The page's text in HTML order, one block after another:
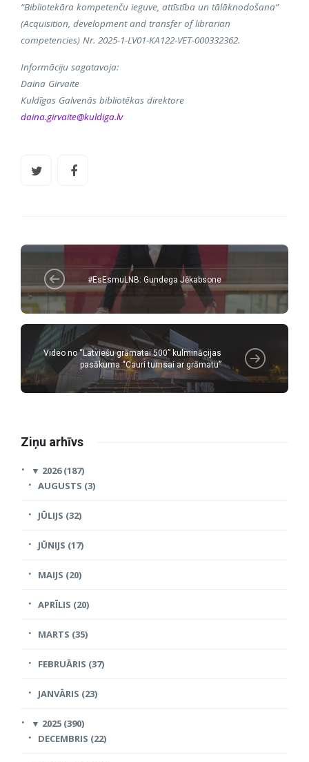
“Bibliotekāra kompetenču ieguve, attīstība un tālāknodošana”
(Acquisition, development and transfer of librarian
competencies) Nr. 2025-1-LV01-KA122-VET-000332362.
Informāciju sagatavoja:
Daina Girvaite
Kuldīgas Galvenās bibliotēkas direktore
daina.girvaite@kuldiga.lv
#EsEsmuLNB: Gundega Jēkabsone
Video no “Latviešu grāmatai 500” kulminācijas
pasākuma “Cauri tumsai ar grāmatu”
Ziņu arhīvs
▼ 2026 (187)
AUGUSTS (3)
JŪLIJS (32)
JŪNIJS (17)
MAIJS (20)
APRĪLIS (20)
MARTS (35)
FEBRUĀRIS (37)
JANVĀRIS (23)
▼ 2025 (390)
DECEMBRIS (22)